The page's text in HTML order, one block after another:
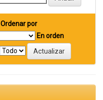
Ordenar por
En orden